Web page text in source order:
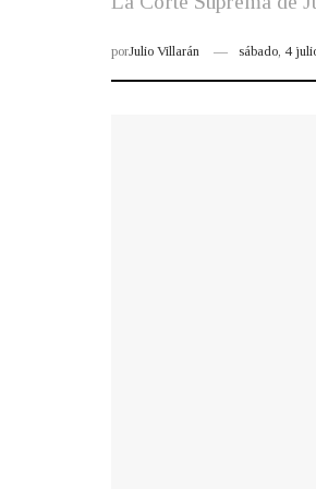
porJulio Villarán sábado, 4